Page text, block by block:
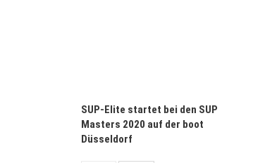
SUP-Elite startet bei den SUP
Masters 2020 auf der boot
Düsseldorf